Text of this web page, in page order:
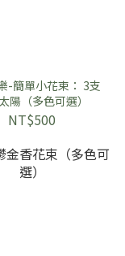
-簡單小花束： 3支
陽（多色可選）
NT$500